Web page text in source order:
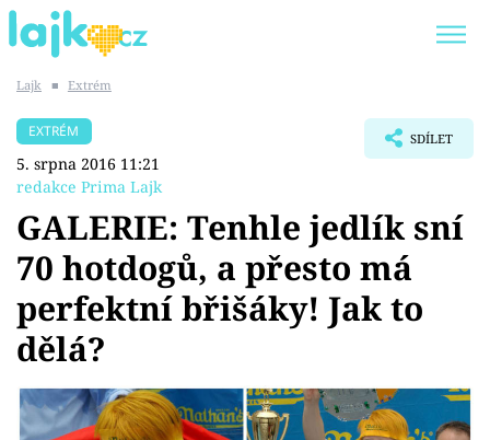
SHOPAHOLICADEL
Témata
Showbyznys
Youtubeři
Lajk ■ Extrém
EXTRÉM
5. srpna 2016 11:21
redakce Prima Lajk
SDÍLET
GALERIE: Tenhle jedlík sní
70 hotdogů, a přesto má
perfektní břišáky! Jak to
dělá?